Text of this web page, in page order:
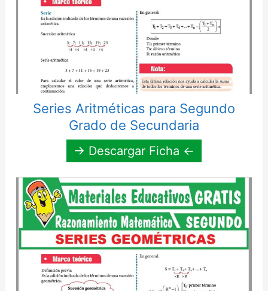
Series Aritméticas para Segundo
Grado de Secundaria
→ Descargar Ficha ←